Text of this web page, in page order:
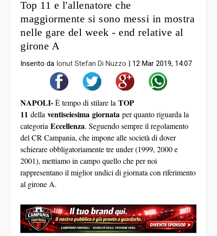
Top 11 e l'allenatore che
maggiormente si sono messi in mostra
nelle gare del week - end relative al
girone A
Inserito da Ionut Stefan Di Nuzzo | 12 Mar 2019, 14:07
NAPOLI-È tempo di stilare laTOP
11 dellaventiseiesima giornata per quanto riguarda la
categoriaEccellenza . Seguendo sempre il regolamento
del CR Campania, che impone alle società di dover
schierare obbligatoriamente tre under (1999, 2000 e
2001), mettiamo in campo quello che per noi
rappresentano il miglior undici di giornata con riferimento
al girone A.